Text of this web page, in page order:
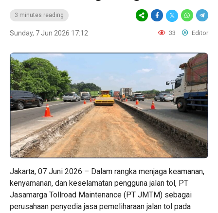
3 minutes reading
Sunday, 7 Jun 2026 17:12 33 Editor
Jakarta, 07 Juni 2026 – Dalam rangka menjaga keamanan,
kenyamanan, dan keselamatan pengguna jalan tol, PT
Jasamarga Tollroad Maintenance (PT JMTM) sebagai
perusahaan penyedia jasa pemeliharaan jalan tol pada